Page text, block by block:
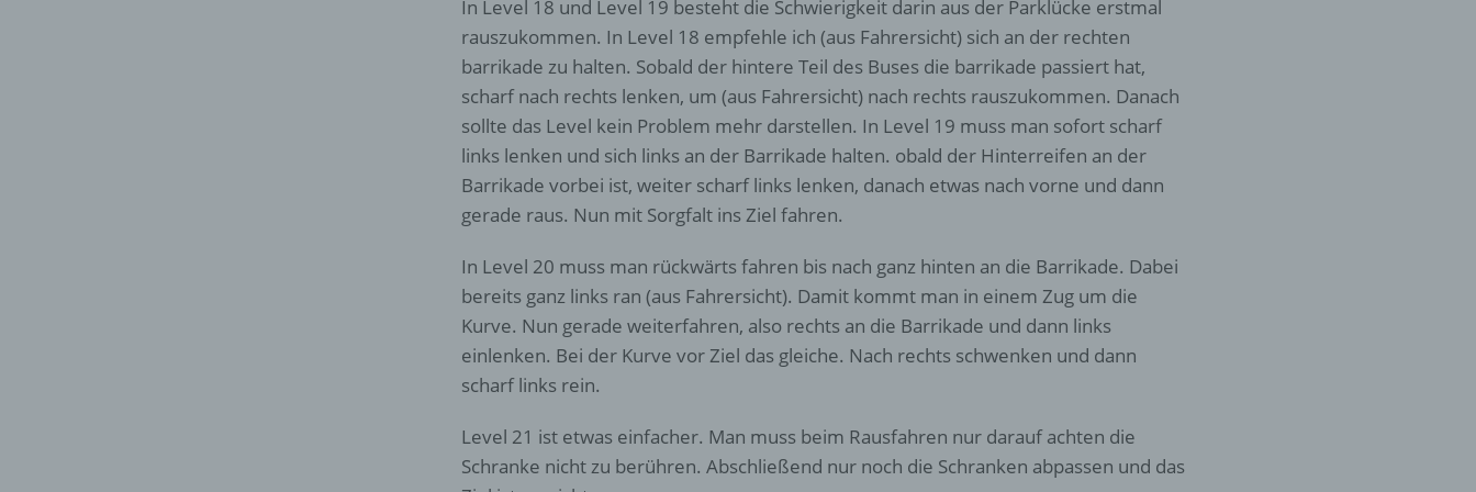
In Level 18 und Level 19 besteht die Schwierigkeit darin aus der Parklücke erstmal
rauszukommen. In Level 18 empfehle ich (aus Fahrersicht) sich an der rechten
barrikade zu halten. Sobald der hintere Teil des Buses die barrikade passiert hat,
scharf nach rechts lenken, um (aus Fahrersicht) nach rechts rauszukommen. Danach
sollte das Level kein Problem mehr darstellen. In Level 19 muss man sofort scharf
links lenken und sich links an der Barrikade halten. obald der Hinterreifen an der
Barrikade vorbei ist, weiter scharf links lenken, danach etwas nach vorne und dann
gerade raus. Nun mit Sorgfalt ins Ziel fahren.
In Level 20 muss man rückwärts fahren bis nach ganz hinten an die Barrikade. Dabei
bereits ganz links ran (aus Fahrersicht). Damit kommt man in einem Zug um die
Kurve. Nun gerade weiterfahren, also rechts an die Barrikade und dann links
einlenken. Bei der Kurve vor Ziel das gleiche. Nach rechts schwenken und dann
scharf links rein.
Level 21 ist etwas einfacher. Man muss beim Rausfahren nur darauf achten die
Schranke nicht zu berühren. Abschließend nur noch die Schranken abpassen und das
Einschränkung der Verarbeitung ist die Markierung gespeicherter
personenbezogener Daten mit dem Ziel, ihre künftige Verarbeitung
einzuschränken.
e) Profiling
Profiling ist jede Art der automatisierten Verarbeitung
personenbezogenen Daten verwendet werden, um bestimmte
persönliche Aspekte, die sich auf eine natürliche Person beziehen,
zu bewerten, insbesondere, um Aspekte bezüglich Arbeitsleistung,
wirtschaftlicher Lage, Gesundheit, persönlicher Vorlieben, Interessen,
Zuverlässigkeit, Verhalten, Aufenthaltsort oder Ortswechsel dieser
natürlichen Person zu analysieren oder vorherzusagen.
f) Pseudonymisierung